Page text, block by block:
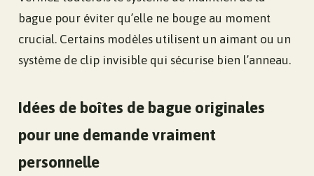
bague pour éviter qu’elle ne bouge au moment
crucial. Certains modèles utilisent un aimant ou un
système de clip invisible qui sécurise bien l’anneau.
Idées de boîtes de bague originales
pour une demande vraiment
personnelle